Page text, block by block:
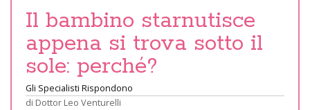
Il bambino starnutisce
appena si trova sotto il
sole: perché?
Gli Specialisti Rispondono
di Dottor Leo Venturelli